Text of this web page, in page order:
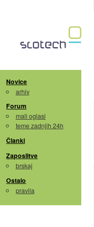
Novice
arhiv
Forum
mali oglasi
teme zadnjih 24h
Članki
Zaposlitve
brskaj
Ostalo
pravila